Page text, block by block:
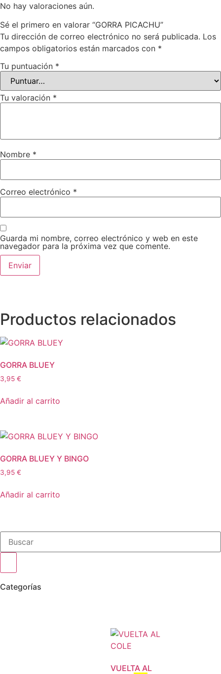
No hay valoraciones aún.
Sé el primero en valorar “GORRA PICACHU”
Tu dirección de correo electrónico no será publicada. Los
campos obligatorios están marcados con *
Tu puntuación *
Tu valoración *
Nombre *
Correo electrónico *
Guarda mi nombre, correo electrónico y web en este
navegador para la próxima vez que comente.
Productos relacionados
GORRA BLUEY
3,95 €
Añadir al carrito
GORRA BLUEY Y BINGO
3,95 €
Añadir al carrito
Categorías
VUELTA AL